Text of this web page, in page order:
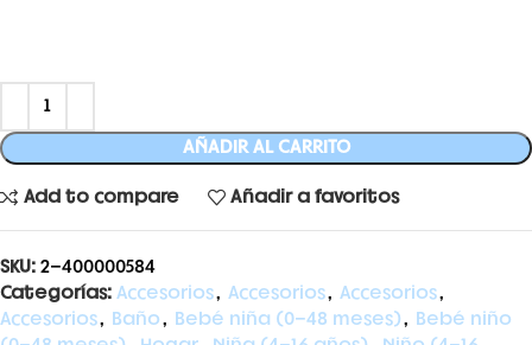
AÑADIR AL CARRITO
Add to compare Añadir a favoritos
SKU: 2-400000584
Categorías: Accesorios, Accesorios, Accesorios,
Accesorios, Baño, Bebé niña (0-48 meses), Bebé niño